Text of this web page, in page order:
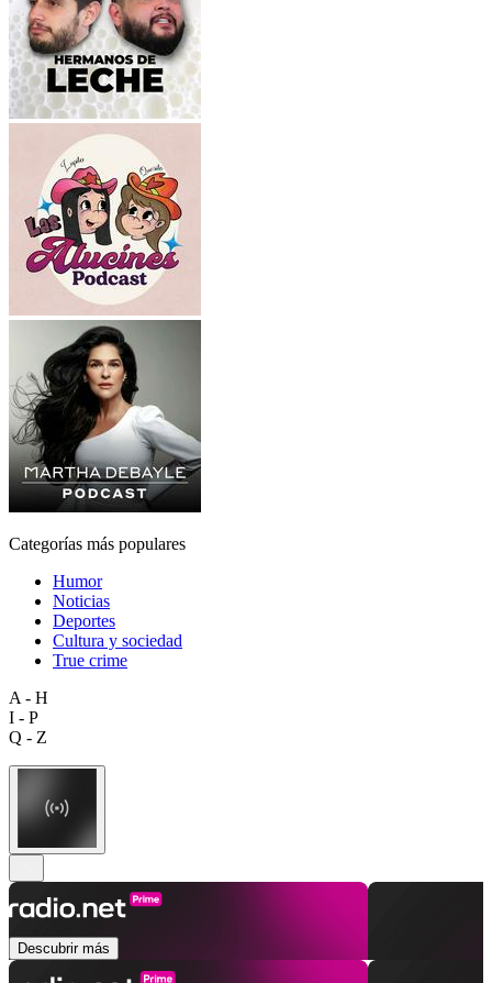
Categorías más populares
Humor
Noticias
Deportes
Cultura y sociedad
True crime
A - H
I - P
Q - Z
Descubrir más